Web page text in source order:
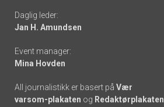
links
Daglig leder:
Jan H. Amundsen
Event manager:
Mina Hovden
All journalistikk er basert på Vær
varsom-plakaten og Redaktørplakaten